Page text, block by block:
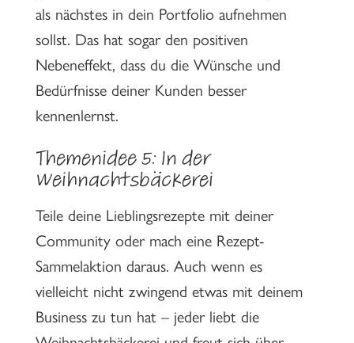
als nächstes in dein Portfolio aufnehmen
sollst. Das hat sogar den positiven
Nebeneffekt, dass du die Wünsche und
Bedürfnisse deiner Kunden besser
kennenlernst.
Themenidee 5: In der
Weihnachtsbäckerei
Teile deine Lieblingsrezepte mit deiner
Community oder mach eine Rezept-
Sammelaktion daraus. Auch wenn es
vielleicht nicht zwingend etwas mit deinem
Business zu tun hat – jeder liebt die